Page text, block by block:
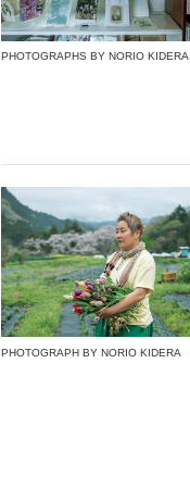
PHOTOGRAPHS BY NORIO KIDERA
PHOTOGRAPH BY NORIO KIDERA